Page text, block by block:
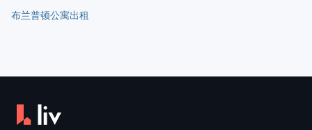
布兰普顿公寓出租